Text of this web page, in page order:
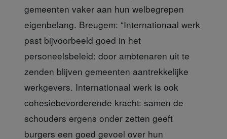
gemeenten vaker aan hun welbegrepen
eigenbelang. Breugem: “Internationaal werk
past bijvoorbeeld goed in het
personeelsbeleid: door ambtenaren uit te
zenden blijven gemeenten aantrekkelijke
werkgevers. Internationaal werk is ook
cohesiebevorderende kracht: samen de
schouders ergens onder zetten geeft
burgers een goed gevoel over hun